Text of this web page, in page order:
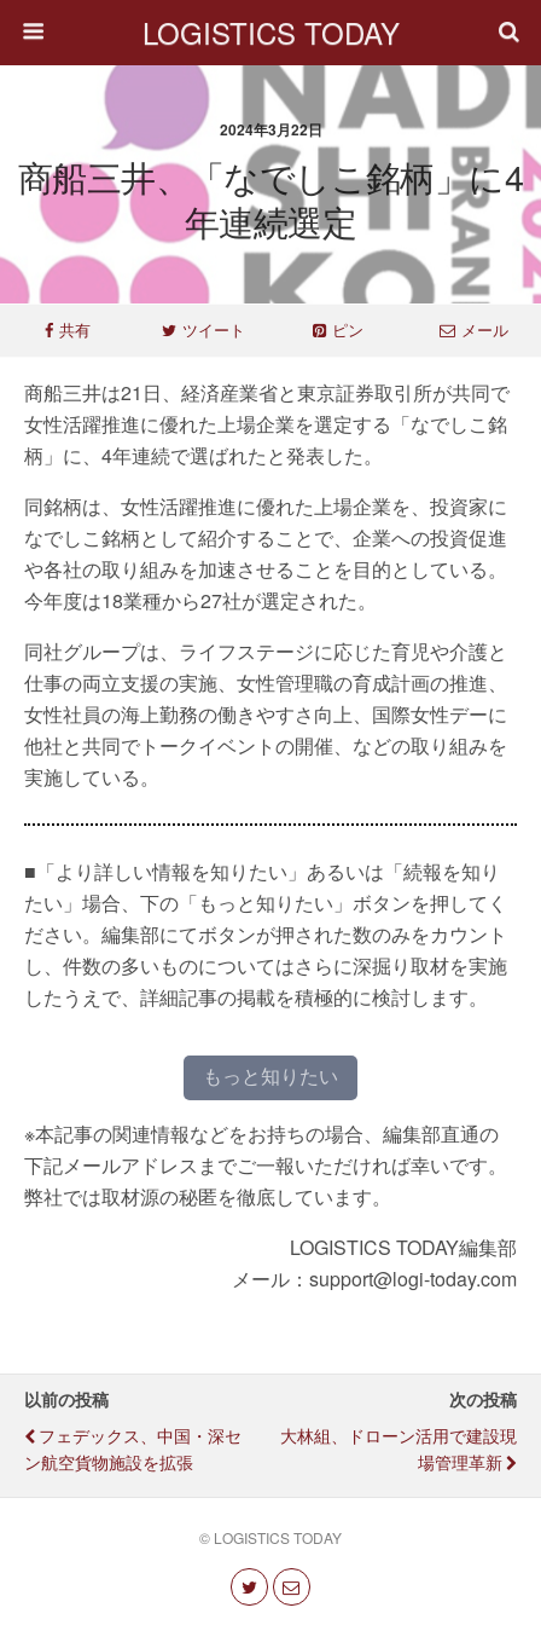
LOGISTICS TODAY
2024年3月22日
商船三井、「なでしこ銘柄」に4
年連続選定
共有 ツイート ピン メール
商船三井は21日、経済産業省と東京証券取引所が共同で
女性活躍推進に優れた上場企業を選定する「なでしこ銘
柄」に、4年連続で選ばれたと発表した。
同銘柄は、女性活躍推進に優れた上場企業を、投資家に
なでしこ銘柄として紹介することで、企業への投資促進
や各社の取り組みを加速させることを目的としている。
今年度は18業種から27社が選定された。
同社グループは、ライフステージに応じた育児や介護と
仕事の両立支援の実施、女性管理職の育成計画の推進、
女性社員の海上勤務の働きやすさ向上、国際女性デーに
他社と共同でトークイベントの開催、などの取り組みを
実施している。
■「より詳しい情報を知りたい」あるいは「続報を知り
たい」場合、下の「もっと知りたい」ボタンを押してく
ださい。編集部にてボタンが押された数のみをカウント
し、件数の多いものについてはさらに深掘り取材を実施
したうえで、詳細記事の掲載を積極的に検討します。
もっと知りたい
※本記事の関連情報などをお持ちの場合、編集部直通の
下記メールアドレスまでご一報いただければ幸いです。
弊社では取材源の秘匿を徹底しています。
LOGISTICS TODAY編集部
メール：support@logi-today.com
以前の投稿
フェデックス、中国・深セ
ン航空貨物施設を拡張
次の投稿
大林組、ドローン活用で建設現
場管理革新
© LOGISTICS TODAY